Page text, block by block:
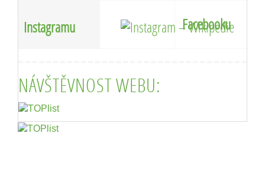
Instagramu Facebooku
NÁVŠTĚVNOST WEBU: